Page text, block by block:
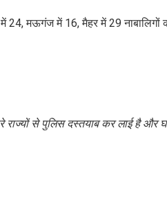
24, मऊगंज में 16, मैहर में 29 नाबालिगों
राज्यों से पुलिस दस्तयाब कर लाई है और